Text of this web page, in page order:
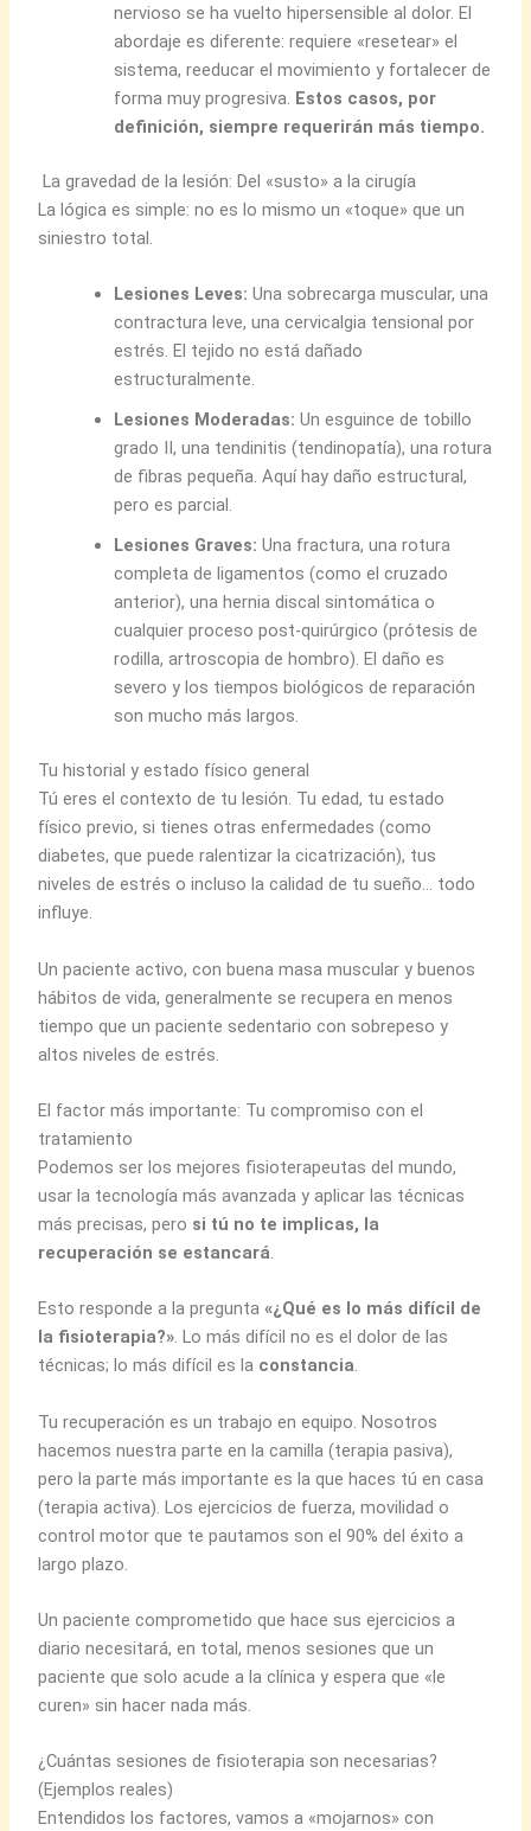
nervioso se ha vuelto hipersensible al dolor. El
abordaje es diferente: requiere «resetear» el
sistema, reeducar el movimiento y fortalecer de
forma muy progresiva. Estos casos, por
definición, siempre requerirán más tiempo.
La gravedad de la lesión: Del «susto» a la cirugía
La lógica es simple: no es lo mismo un «toque» que un
siniestro total.
Lesiones Leves: Una sobrecarga muscular, una
contractura leve, una cervicalgia tensional por
estrés. El tejido no está dañado
estructuralmente.
Lesiones Moderadas: Un esguince de tobillo
grado II, una tendinitis (tendinopatía), una rotura
de fibras pequeña. Aquí hay daño estructural,
pero es parcial.
Lesiones Graves: Una fractura, una rotura
completa de ligamentos (como el cruzado
anterior), una hernia discal sintomática o
cualquier proceso post-quirúrgico (prótesis de
rodilla, artroscopia de hombro). El daño es
severo y los tiempos biológicos de reparación
son mucho más largos.
Tu historial y estado físico general
Tú eres el contexto de tu lesión. Tu edad, tu estado
físico previo, si tienes otras enfermedades (como
diabetes, que puede ralentizar la cicatrización), tus
niveles de estrés o incluso la calidad de tu sueño… todo
influye.
Un paciente activo, con buena masa muscular y buenos
hábitos de vida, generalmente se recupera en menos
tiempo que un paciente sedentario con sobrepeso y
altos niveles de estrés.
El factor más importante: Tu compromiso con el
tratamiento
Podemos ser los mejores fisioterapeutas del mundo,
usar la tecnología más avanzada y aplicar las técnicas
más precisas, pero si tú no te implicas, la
recuperación se estancará.
Esto responde a la pregunta«¿Qué es lo más difícil de
la fisioterapia?». Lo más difícil no es el dolor de las
técnicas; lo más difícil es la constancia.
Tu recuperación es un trabajo en equipo. Nosotros
hacemos nuestra parte en la camilla (terapia pasiva),
pero la parte más importante es la que haces tú en casa
(terapia activa). Los ejercicios de fuerza, movilidad o
control motor que te pautamos son el 90% del éxito a
largo plazo.
Un paciente comprometido que hace sus ejercicios a
diario necesitará, en total, menos sesiones que un
paciente que solo acude a la clínica y espera que «le
curen» sin hacer nada más.
¿Cuántas sesiones de fisioterapia son necesarias?
(Ejemplos reales)
Entendidos los factores, vamos a «mojarnos» con